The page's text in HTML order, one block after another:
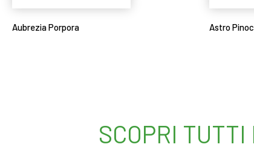
Aubrezia Porpora Astro
SCOPRI